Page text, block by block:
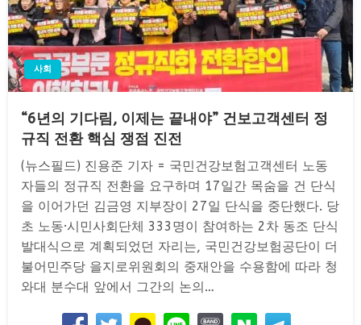
사회
“6년의 기다림, 이제는 끝내야” 건보고객센터 정
규직 전환 핵심 쟁점 진전
(뉴스필드) 진용준 기자 = 국민건강보험고객센터 노동
자들의 정규직 전환을 요구하며 17일간 목숨을 건 단식
을 이어가던 김금영 지부장이 27일 단식을 중단했다. 당
초 노동·시민사회단체 333명이 참여하는 2차 동조 단식
발대식으로 계획되었던 자리는, 국민건강보험공단이 더
불어민주당 을지로위원회의 중재안을 수용함에 따라 청
와대 분수대 앞에서 그간의 논의…